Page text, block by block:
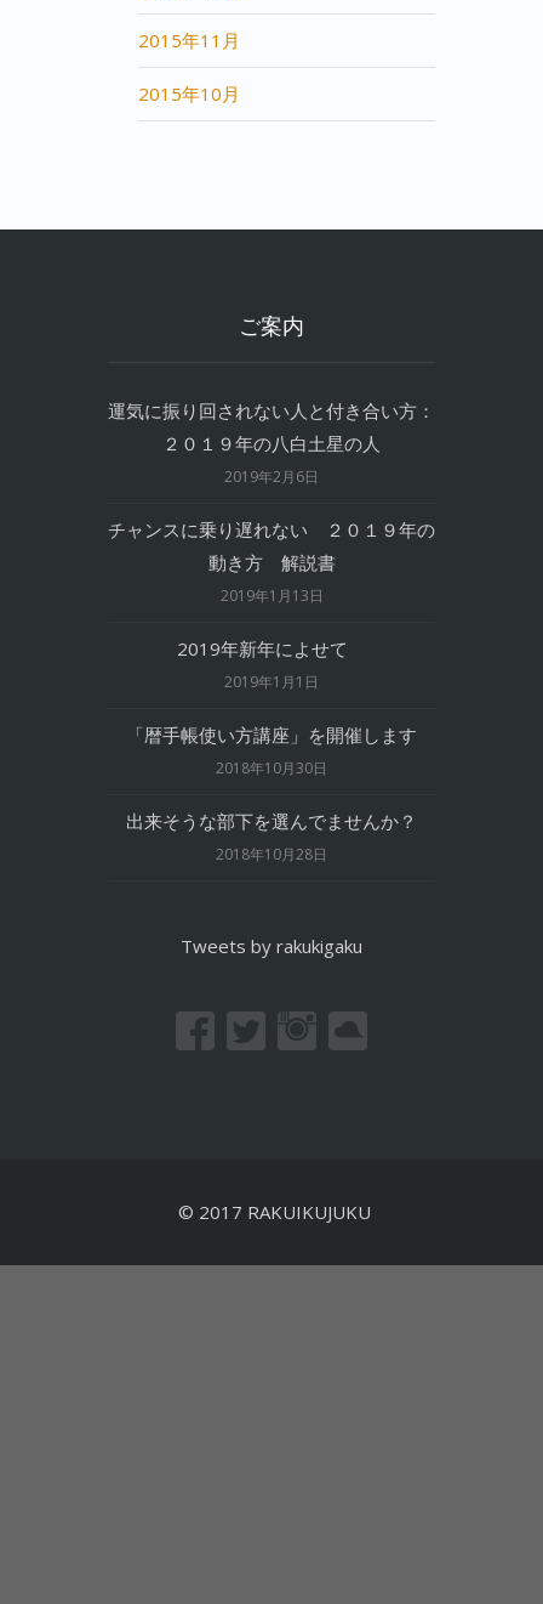
2015年11月
2015年10月
ご案内
運気に振り回されない人と付き合い方：
２０１９年の八白土星の人
2019年2月6日
チャンスに乗り遅れない ２０１９年の
動き方 解説書
2019年1月13日
2019年新年によせて
2019年1月1日
「暦手帳使い方講座」を開催します
2018年10月30日
出来そうな部下を選んでませんか？
2018年10月28日
Tweets by rakukigaku
© 2017 RAKUIKUJUKU